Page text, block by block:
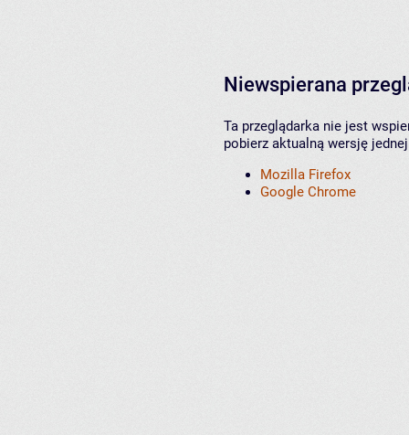
Niewspierana
Ta przeglądarka nie jest
pobierz aktualną wersję
Mozilla Firefox
Google Chrome